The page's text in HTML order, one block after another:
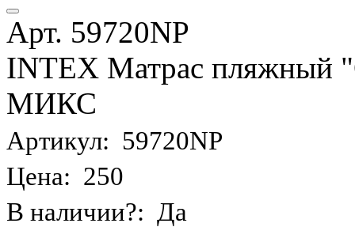
Арт. 59720NP
INTEX Матрас пляжный
МИКС
Артикул: 59720NP
Цена: 250
В наличии?: Да